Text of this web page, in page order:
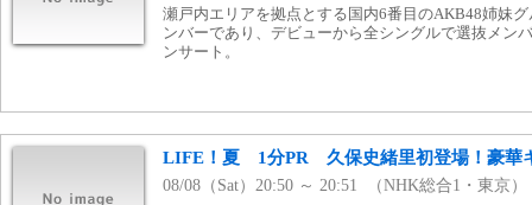
瀬戸内エリアを拠点とする国内6番目のAKB48姉妹
ンバーであり、デビューから全シングルで選抜メン
ンサート。
LIFE！夏 1分PR 久保史緒里初登場！豪華
08/08（Sat）20:50 ～ 20:51 （NHK総合1・東京）